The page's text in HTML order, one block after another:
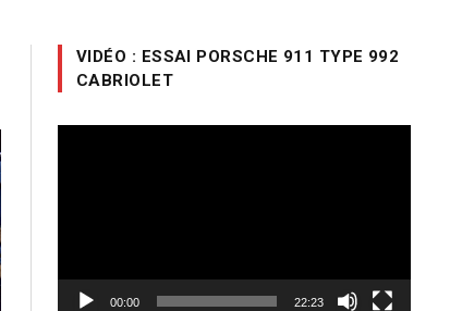
VIDÉO : ESSAI PORSCHE 911 TYPE 992
CABRIOLET
00:00 22:23